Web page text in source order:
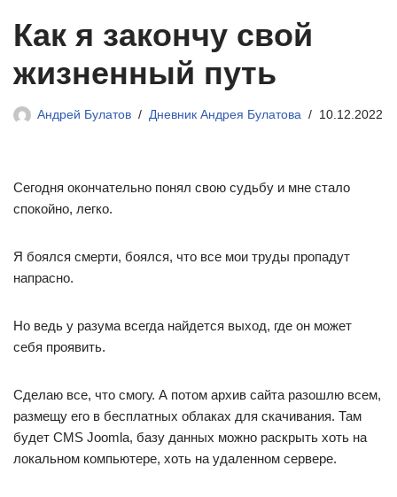
Как я закончу свой
жизненный путь
Андрей Булатов Дневник Андрея Булатова 10.12.2022
Сегодня окончательно понял свою судьбу и мне стало
спокойно, легко.
Я боялся смерти, боялся, что все мои труды пропадут
напрасно.
Но ведь у разума всегда найдется выход, где он может
себя проявить.
Сделаю все, что смогу. А потом архив сайта разошлю всем,
размещу его в бесплатных облаках для скачивания. Там
будет CMS Joomla, базу данных можно раскрыть хоть на
локальном компьютере, хоть на удаленном сервере.